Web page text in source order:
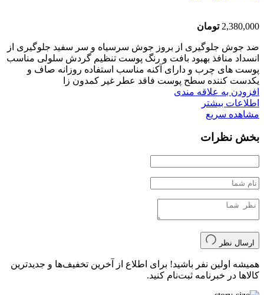
2,380,000 تومان
ضد جوش جلوگیری از بروز جوش سرسیاه و سر سفید جلوگیری از
انسداد منافذ بهبود بافت و رنگ پوست تنظیم گردش سلولی مناسب
پوست های چرب و دارای آکنه مناسب استفاده روزانه صاف و
یکدست کننده سطح پوست فاقد عطر غیر کمدون زا
افزودن به علاقه مندی
اطلاعات بیشتر
مشاهده سریع
بخش نظرات
ارسال نظر
همیشه اولین نفر باشید! برای اطلاع از آخرین تخفیف‌ها و جدیدترین
کالاها در خبرنامه ثبت‌نام کنید.